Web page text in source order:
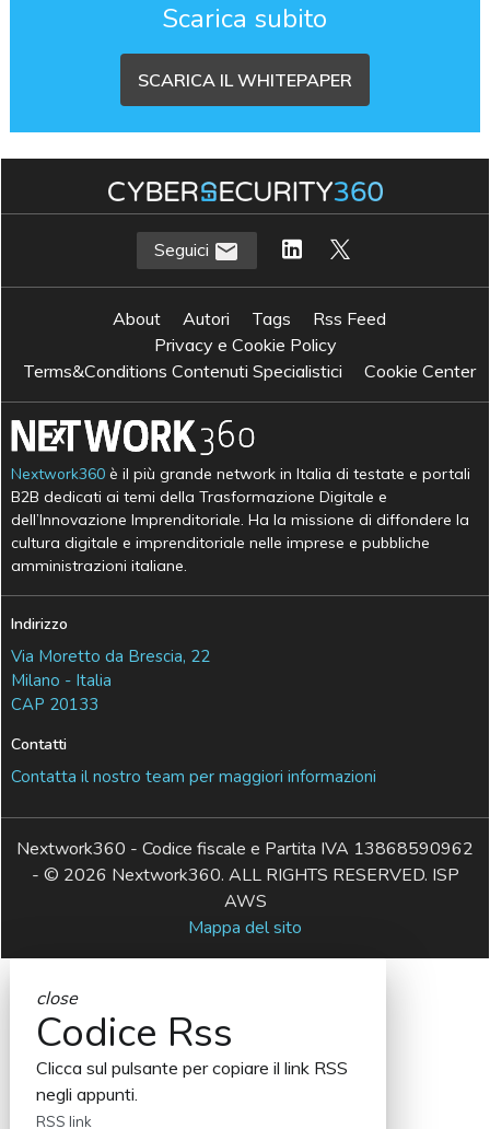
Scarica subito
SCARICA IL WHITEPAPER
Seguici
About Autori Tags
Rss Feed
Privacy e Cookie Policy
Terms&Conditions Contenuti Specialistici
Cookie Center
Nextwork360 è il più grande network in Italia di testate e portali
B2B dedicati ai temi della Trasformazione Digitale e
dell’Innovazione Imprenditoriale. Ha la missione di diffondere la
cultura digitale e imprenditoriale nelle imprese e pubbliche
amministrazioni italiane.
Indirizzo
Via Moretto da Brescia, 22
Milano - Italia
CAP 20133
Contatti
Contatta il nostro team per maggiori informazioni
Nextwork360 - Codice fiscale e Partita IVA 13868590962
- © 2026 Nextwork360. ALL RIGHTS RESERVED. ISP
AWS
Mappa del sito
close
Codice Rss
Clicca sul pulsante per copiare il link RSS
negli appunti.
RSS link